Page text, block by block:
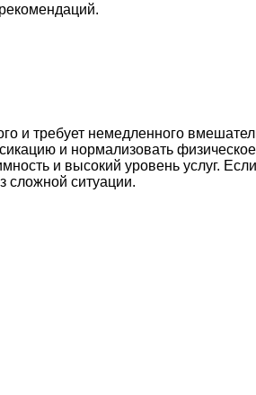
и требует немедленного
и нормализовать
и высокий уровень услуг.
сложной ситуации.